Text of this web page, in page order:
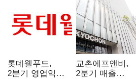
롯데웰푸드,
2분기 영업익
교촌에프앤비,
2분기 매출